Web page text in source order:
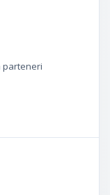
parteneri